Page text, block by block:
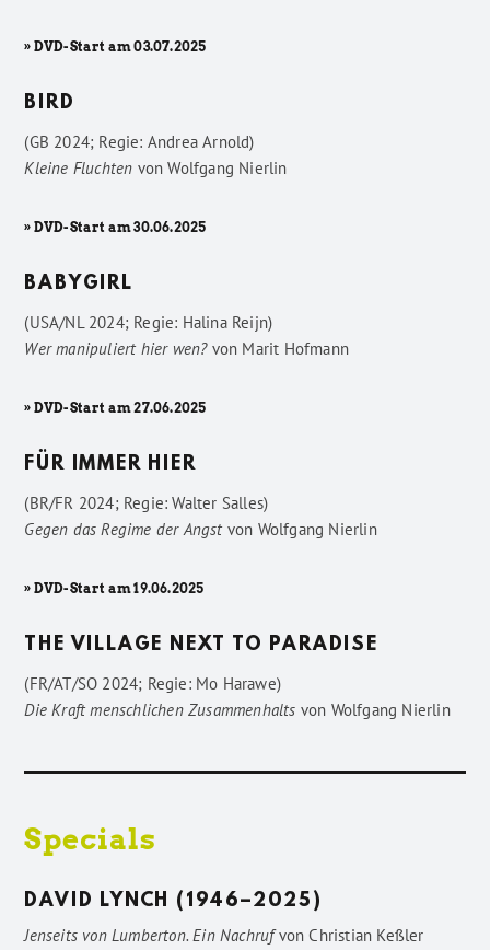
» DVD-Start am 03.07.2025
BIRD
(GB 2024; Regie: Andrea Arnold)
Kleine Fluchten vonWolfgang Nierlin
» DVD-Start am 30.06.2025
BABYGIRL
(USA/NL 2024; Regie: Halina Reijn)
Wer manipuliert hier wen?von Marit Hofmann
» DVD-Start am 27.06.2025
FÜR IMMER HIER
(BR/FR 2024; Regie: Walter Salles)
Gegen das Regime der Angstvon Wolfgang Nierlin
» DVD-Start am 19.06.2025
THE VILLAGE NEXT TO PARADISE
(FR/AT/SO 2024; Regie: Mo Harawe)
Die Kraft menschlichen Zusammenhalts von Wolfgang Nierlin
Specials
DAVID LYNCH (1946–2025)
Jenseits von Lumberton. Ein NachrufvonChristian Keßler